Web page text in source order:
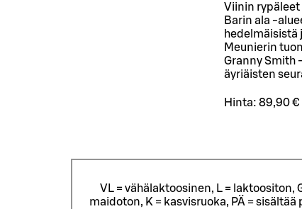
Viinin rypäleet
Barin ala -
hedelmäisistä
Meunierin
Granny Smith
äyriäisten
Hinta: 89,90 €
VL = vähälaktoosinen, L = laktoositon,
maidoton, K = kasvisruoka, PÄ =